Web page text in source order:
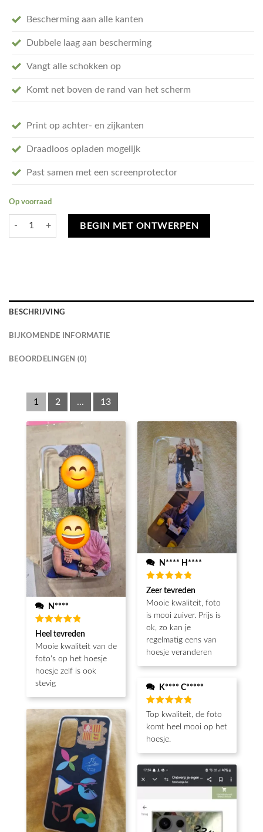
Bescherming aan alle kanten
Dubbele laag aan bescherming
Vangt alle schokken op
Komt net boven de rand van het scherm
Print op achter- en zijkanten
Draadloos opladen mogelijk
Past samen met een screenprotector
Op voorraad
Ontwerp je eigen iPhone 11 Pro Max hoesje - tough case aantal
BEGIN MET ONTWERPEN
BESCHRIJVING
BIJKOMENDE INFORMATIE
BEOORDELINGEN (0)
1 2 ... 13
N****
Beoordeeld
5van de 5
Heel tevreden
Mooie kwaliteit van de
foto's op het hoesje
hoesje zelf is ook
stevig
N**** H****
Beoordeeld
5van de 5
Zeer tevreden
Mooie kwaliteit, foto
is mooi zuiver. Prijs is
ok, zo kan je
regelmatig eens van
hoesje veranderen
K**** C*****
Beoordeeld
van de 5
Top kwaliteit, de foto
komt heel mooi op het
hoesje.